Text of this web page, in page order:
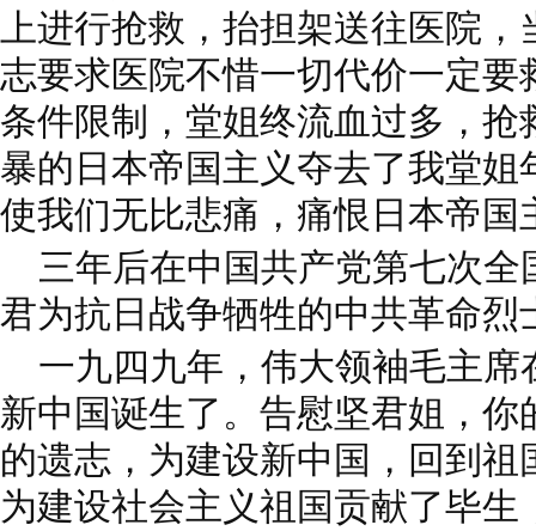
上进行抢救，抬担架送往医院，
志要求医院不惜一切代价一定
条件限制，堂姐终流血过多，
暴的日本帝国主义夺去了我堂
使我们无比悲痛，痛恨日本帝国
三年后在中国共产党第七次全
君为抗日战争牺牲的中共革命烈
一九四九年，伟大领袖毛主席
新中国诞生了。告慰坚君姐，
的遗志，为建设新中国，回到
为建设社会主义祖国贡献了毕